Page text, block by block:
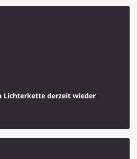
Lichterkette derzeit wieder